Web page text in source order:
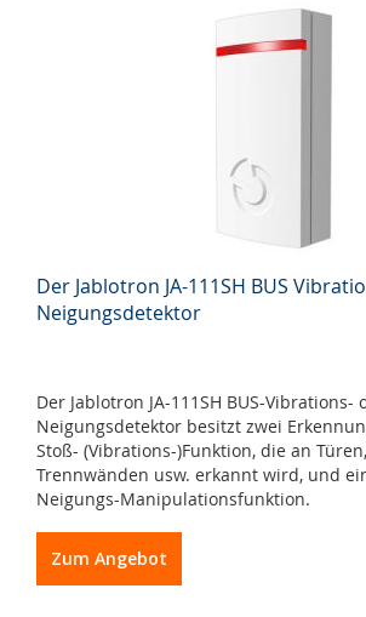
Der Jablotron JA-111SH BUS
Neigungsdetektor
Der Jablotron JA-111SH BUS-Vibrations-
Neigungsdetektor besitzt zwei
Stoß- (Vibrations-)Funktion, die an
Trennwänden usw. erkannt wird, und
Neigungs-Manipulationsfunktion.
Zum Angebot